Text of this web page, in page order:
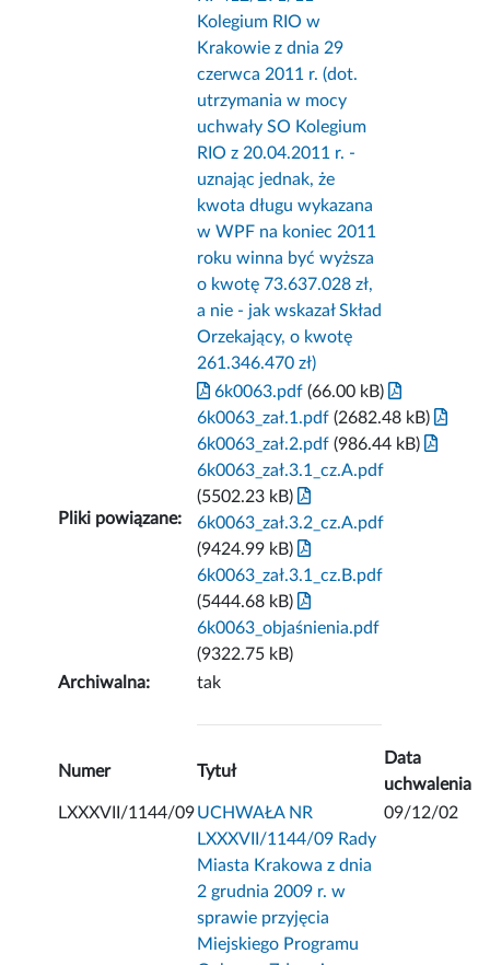
Kolegium RIO w
Krakowie z dnia 29
czerwca 2011 r. (dot.
utrzymania w mocy
uchwały SO Kolegium
RIO z 20.04.2011 r. -
uznając jednak, że
kwota długu wykazana
w WPF na koniec 2011
roku winna być wyższa
o kwotę 73.637.028 zł,
a nie - jak wskazał Skład
Orzekający, o kwotę
261.346.470 zł)
Pliki powiązane:
6k0063.pdf (66.00 kB)
6k0063_zał.1.pdf (2682.48 kB)
6k0063_zał.2.pdf (986.44 kB)
6k0063_zał.3.1_cz.A.pdf
(5502.23 kB)
6k0063_zał.3.2_cz.A.pdf
(9424.99 kB)
6k0063_zał.3.1_cz.B.pdf
(5444.68 kB)
6k0063_objaśnienia.pdf
(9322.75 kB)
Archiwalna:
tak
Numer Tytuł
Data
uchwalenia
LXXXVII/1144/09UCHWAŁA NR
LXXXVII/1144/09 Rady
Miasta Krakowa z dnia
2 grudnia 2009 r. w
sprawie przyjęcia
Miejskiego Programu
09/12/02